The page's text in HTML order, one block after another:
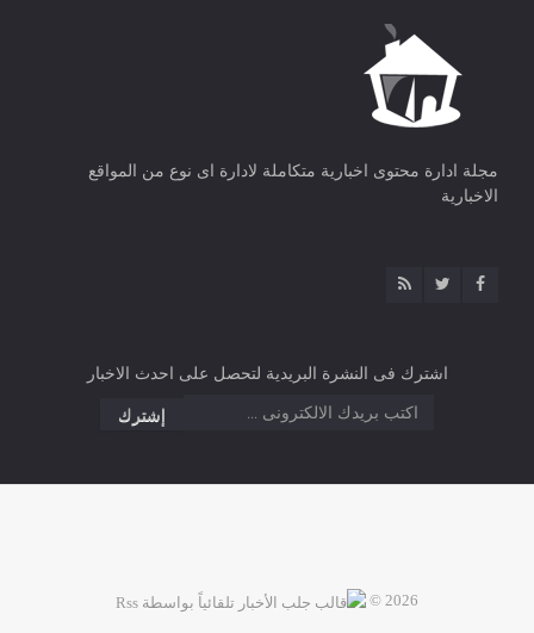
مجلة ادارة محتوى اخبارية متكاملة لادارة اى نوع من المواقع
الاخبارية
اشترك فى النشرة البريدية لتحصل على احدث الاخبار
2026 ©